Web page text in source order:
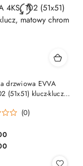
drzwiowa EVVA
(51x51) klucz-klucz,
(0)